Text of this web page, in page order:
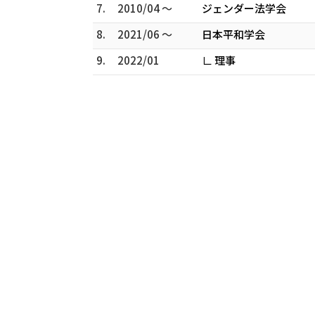
7. 2010/04 ～
ジェンダー法学会
8.
2021/06 ～
日本平和学会
9.
2022/01 ∟ 理事